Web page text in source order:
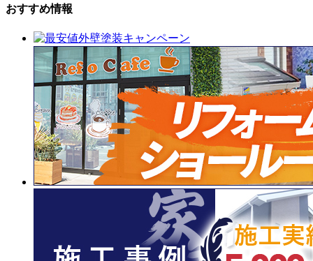
おすすめ情報